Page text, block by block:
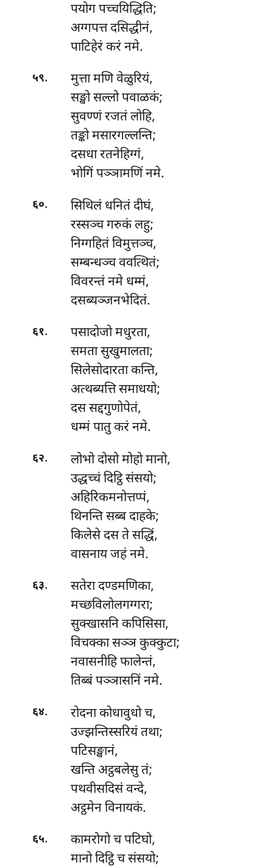
पयोग पच्चयिद्धिति;
अग्गपत्त दसिद्धीनं,
पाटिहेरं करं नमे.
५९. मुत्तामणि वेळुरियं,
सङ्खो सल्लो पवाळकं;
सुवण्णं रजतं लोहि,
तङ्को मसारगल्लन्ति;
दसधारतनेहिग्गं,
भोगिं पञ्ञामणिं नमे.
६०.
सिथिलं धनितं दीघं,
रस्सञ्च गरुकं लहु;
निग्गहितं विमुत्तञ्च,
सम्बन्धञ्च ववत्थितं;
विवरन्तं नमे धम्मं,
दसब्यञ्जनभेदितं.
६१. पसादोजोमधुरता,
समता सुखुमालता;
सिलेसोदारता कन्ति,
अत्थब्यत्ति समाधयो;
दस सद्दगुणोपेतं,
धम्मं पातु करं नमे.
६२. लोभोदोसो मोहो मानो,
उद्धच्चं दिट्ठि संसयो;
अहिरिकमनोत्तप्पं,
थिनन्ति सब्ब दाहके;
किलेसे दस ते सद्धिं,
वासनाय जहं नमे.
६३. सतेरादण्डमणिका,
मच्छविलोलगग्गरा;
सुक्खासनि कपिसिसा,
विचक्का सञ्ञ कुक्कुटा;
नवासनीहि फालेन्तं,
तिब्बं पञ्ञासनिं नमे.
६४. रोदनाकोधावुधो च,
उज्झन्तिस्सरियं तथा;
पटिसङ्खानं,
खन्ति अट्ठबलेसु तं;
पथवीसदिसं वन्दे,
अट्ठमेन विनायकं.
६५. कामरोगोच पटिघो,
मानो दिट्ठि च संसयो;